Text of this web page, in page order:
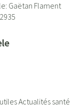
Gaëtan Flament
Actualités santé